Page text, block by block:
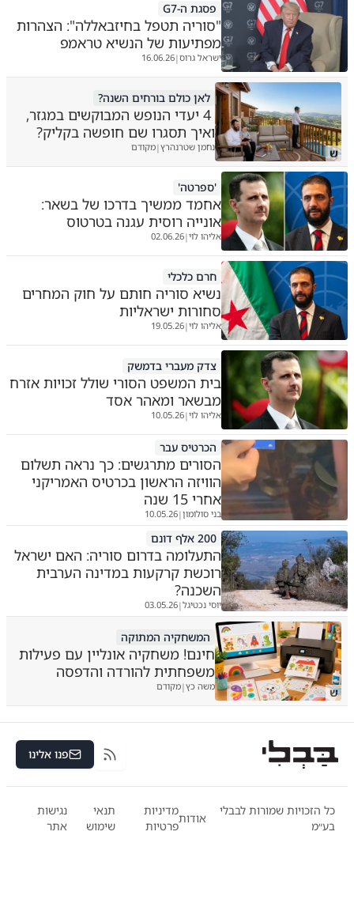
פסגת ה-G7
"סוריה תטפל בחיזבאללה": הצהרות
מפתיעות של הנשיא טראמפ
ישראל גרוס|
16.06.26
ש
לאן כולם בורחים השנה?
4 יעדי הנופש המבוקשים במגזר,
ואיך תסגרו שם חופשה בקליק?
נחמן שטרנהרץ|מקודם
'ספרטה'
אחמד ממשיך בדרכו של בשאר:
אונייה רוסית עגנה בטרטוס
אליהו לוי|
02.06.26
חרם כלכלי
נשיא סוריה חותם על חוק המחרים
סחורות ישראליות
אליהו לוי|
19.05.26
צדק מעברי בדמשק
בית המשפט הסורי שולל זכויות אזרח
מבשאר ומאהר אסד
אליהו לוי|
10.05.26
הכרטיס עבר
הסורים מתרגשים: כך נראה תשלום
הוויזה הראשון בכרטיס האמריקני
אחרי 15 שנה
בני סולומון|
10.05.26
200 אלף דונם
התעלומה בדרום סוריה: האם ישראל
רוכשת קרקעות במדינה הערבית
השכנה?
יוסי נכטיגל|
03.05.26
ש
המשחקיה המתוקה
חינם! משחקיה אונליין עם פעילות
משפחתית להורדה והדפסה
משה כץ|מקודם
RSS פנו אלינו
כל הזכויות שמורות לבבלי
בע״מ
אודות
מדיניות
פרטיות
תנאי
שימוש
נגישות
אתר